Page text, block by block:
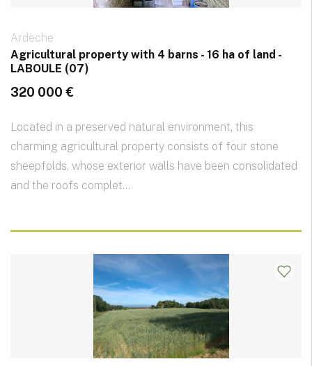
Ardèche
Agricultural property with 4 barns - 16 ha of land -
LABOULE (07)
320 000 €
Located in a preserved natural environment, this
charming agricultural property consists of four stone
sheepfolds, whose exterior walls have been consolidated
and the roofs complet...